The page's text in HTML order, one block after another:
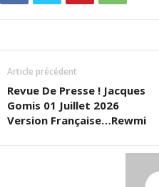
Article précédent
Revue De Presse ! Jacques
Gomis 01 Juillet 2026
Version Française…Rewmi